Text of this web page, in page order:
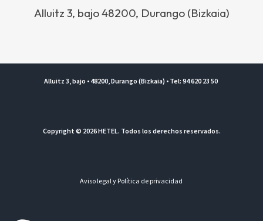
Alluitz 3, bajo 48200, Durango (Bizkaia)
Alluitz 3, bajo • 48200, Durango (Bizkaia) • Tel: 94 620 23 50
Copyright © 2026 HETEL. Todos los derechos reservados.
Aviso legal y Política de privacidad